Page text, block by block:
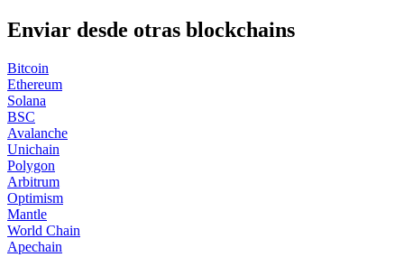
Enviar desde otras blockchains
Bitcoin
Ethereum
Solana
BSC
Avalanche
Unichain
Polygon
Arbitrum
Optimism
Mantle
World Chain
Apechain